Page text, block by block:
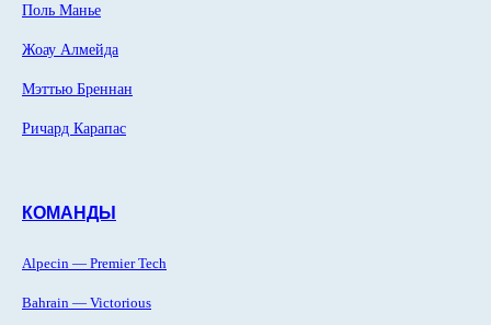
Поль Манье
Жоау Алмейда
Мэттью Бреннан
Ричард Карапас
КОМАНДЫ
Alpecin — Premier Tech
Bahrain — Victorious